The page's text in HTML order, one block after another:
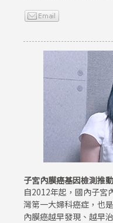
子宮內膜癌基因檢測推
自2012年起，國內子宮
灣第一大婦科癌症，也
內膜癌越早發現、越早